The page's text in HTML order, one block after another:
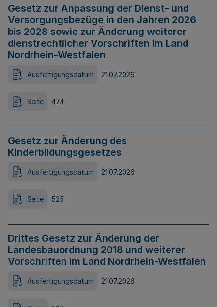
Gesetz zur Anpassung der Dienst- und
Versorgungsbezüge in den Jahren 2026
bis 2028 sowie zur Änderung weiterer
dienstrechtlicher Vorschriften im Land
Nordrhein-Westfalen
Ausfertigungsdatum 21.07.2026
Seite 474
Gesetz zur Änderung des
Kinderbildungsgesetzes
Ausfertigungsdatum 21.07.2026
Seite 525
Drittes Gesetz zur Änderung der
Landesbauordnung 2018 und weiterer
Vorschriften im Land Nordrhein-Westfalen
Ausfertigungsdatum 21.07.2026